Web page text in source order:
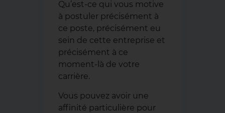
Qu’est-ce qui vous motive
à postuler précisément à
ce poste, précisément eu
sein de cette entreprise et
précisément à ce
moment-là de votre
carrière.
Vous pouvez avoir une
affinité particulière pour